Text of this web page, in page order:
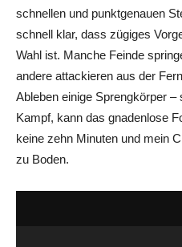
schnellen und punktgenauen
schnell klar, dass zügiges
Wahl ist. Manche Feinde
andere attackieren aus der
Ableben einige Sprengkörper
Kampf, kann das gnadenlose
keine zehn Minuten und mein
zu Boden.